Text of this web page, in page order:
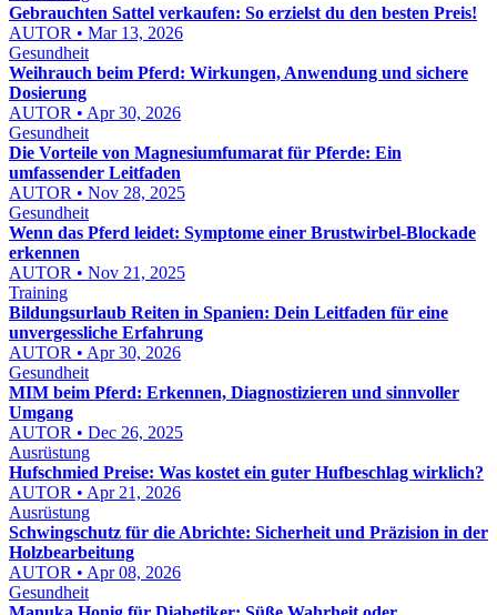
Gebrauchten Sattel verkaufen: So erzielst du den besten Preis!
AUTOR • Mar 13, 2026
Gesundheit
Weihrauch beim Pferd: Wirkungen, Anwendung und sichere
Dosierung
AUTOR • Apr 30, 2026
Gesundheit
Die Vorteile von Magnesiumfumarat für Pferde: Ein
umfassender Leitfaden
AUTOR • Nov 28, 2025
Gesundheit
Wenn das Pferd leidet: Symptome einer Brustwirbel-Blockade
erkennen
AUTOR • Nov 21, 2025
Training
Bildungsurlaub Reiten in Spanien: Dein Leitfaden für eine
unvergessliche Erfahrung
AUTOR • Apr 30, 2026
Gesundheit
MIM beim Pferd: Erkennen, Diagnostizieren und sinnvoller
Umgang
AUTOR • Dec 26, 2025
Ausrüstung
Hufschmied Preise: Was kostet ein guter Hufbeschlag wirklich?
AUTOR • Apr 21, 2026
Ausrüstung
Schwingschutz für die Abrichte: Sicherheit und Präzision in der
Holzbearbeitung
AUTOR • Apr 08, 2026
Gesundheit